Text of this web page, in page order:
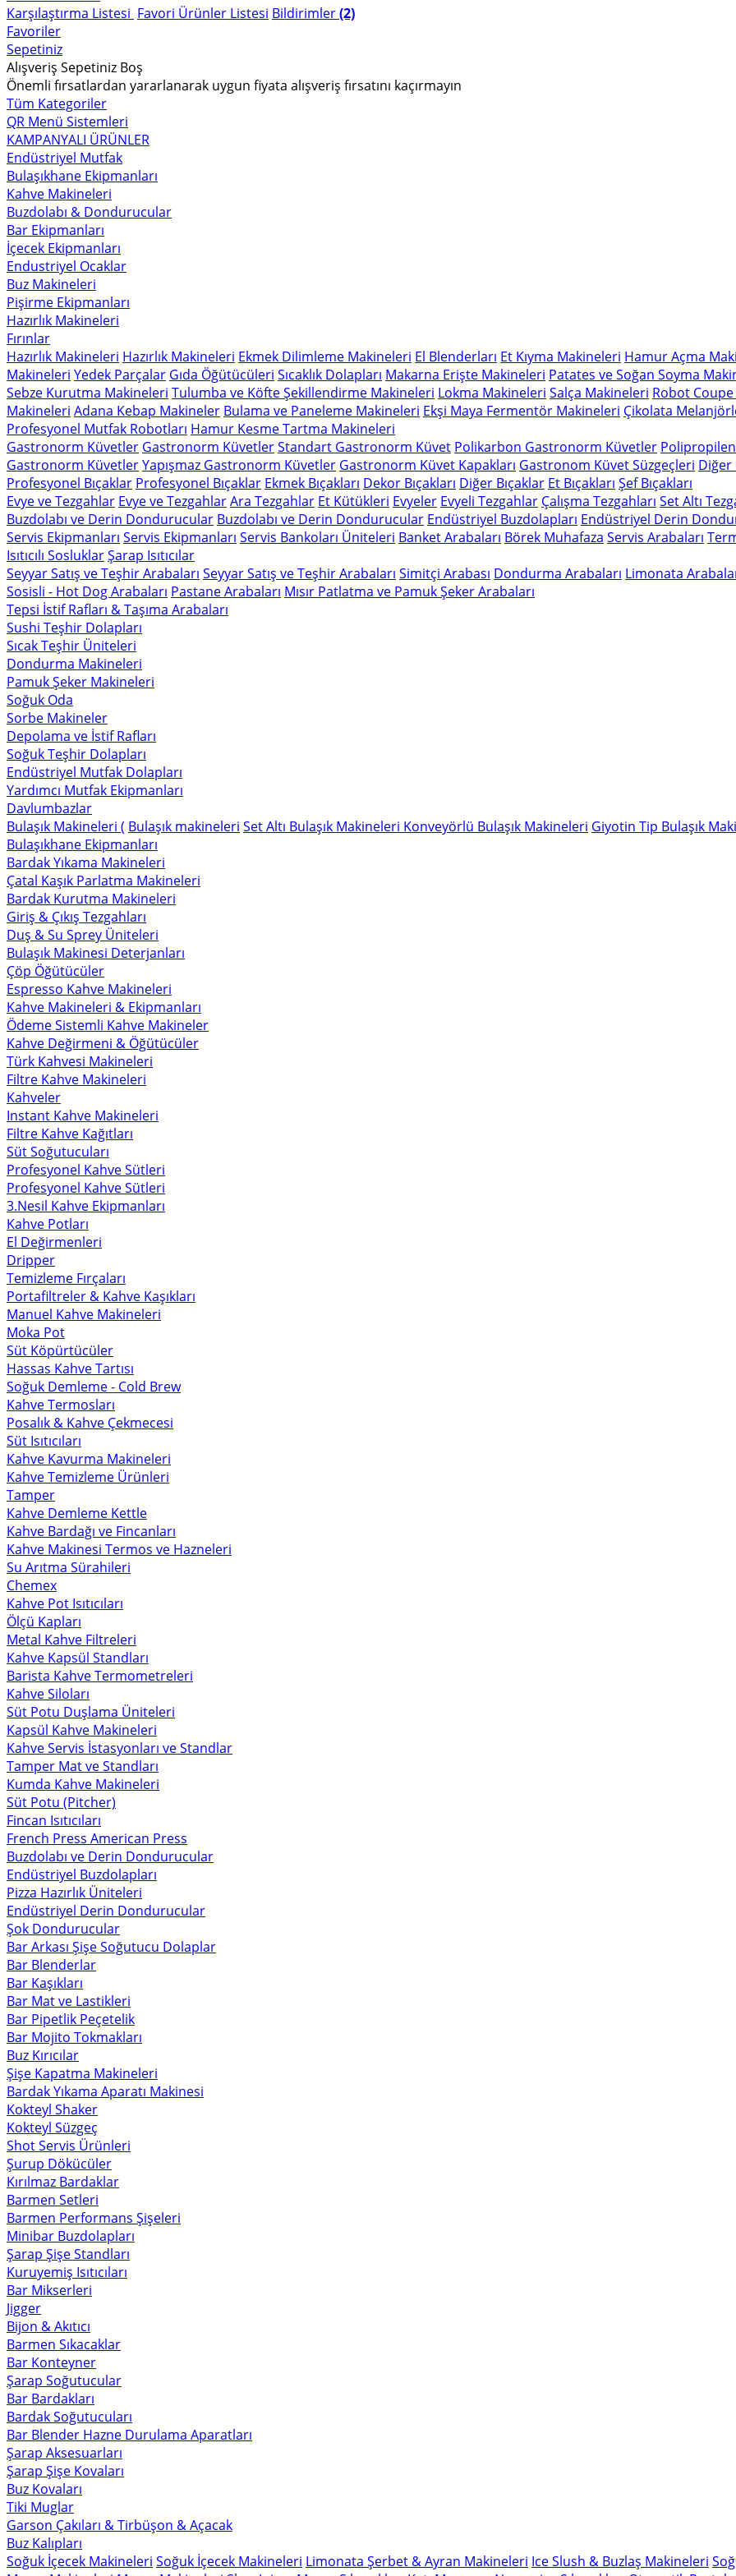
Karşılaştırma Listesi Favori Ürünler Listesi Bildirimler(2)
Favoriler
Sepetiniz
Alışveriş Sepetiniz Boş
Önemli fırsatlardan yararlanarak uygun fiyata alışveriş fırsatını kaçırmayın
Tüm Kategoriler
QR Menü Sistemleri
KAMPANYALI ÜRÜNLER
Endüstriyel Mutfak
Bulaşıkhane Ekipmanları
Kahve Makineleri
Buzdolabı & Dondurucular
Bar Ekipmanları
İçecek Ekipmanları
Endustriyel Ocaklar
Buz Makineleri
Pişirme Ekipmanları
Hazırlık Makineleri
Fırınlar
Hazırlık Makineleri Hazırlık Makineleri Ekmek Dilimleme Makineleri El Blenderları Et Kıyma Makineleri Hamur Açma
Makineleri Yedek Parçalar Gıda Öğütücüleri Sıcaklık Dolapları Makarna Erişte Makineleri Patates ve Soğan Soyma
Sebze Kurutma Makineleri Tulumba ve Köfte Şekillendirme Makineleri Lokma Makineleri Salça Makineleri Robot Coupe
Makineleri Adana Kebap Makineler Bulama ve Paneleme Makineleri Ekşi Maya Fermentör Makineleri Çikolata
Profesyonel Mutfak Robotları Hamur Kesme Tartma Makineleri
Gastronorm Küvetler Gastronorm KüvetlerStandart Gastronorm Küvet Polikarbon Gastronorm Küvetler
Gastronorm KüvetlerYapışmaz Gastronorm Küvetler Gastronorm Küvet Kapakları Gastronom Küvet Süzgeçleri
Profesyonel Bıçaklar Profesyonel Bıçaklar Ekmek Bıçakları Dekor Bıçakları Diğer Bıçaklar Et Bıçakları Şef Bıçakları
Evye ve Tezgahlar Evye ve TezgahlarAra Tezgahlar Et Kütükleri Evyeler Evyeli Tezgahlar Çalışma Tezgahları Set Altı
Buzdolabı ve Derin Dondurucular Buzdolabı ve Derin Dondurucular Endüstriyel Buzdolapları Endüstriyel Derin
Servis Ekipmanları Servis Ekipmanları Servis Bankoları Üniteleri Banket Arabaları Börek Muhafaza Servis Arabaları
Isıtıcılı SosluklarŞarap Isıtıcılar
Seyyar Satış ve Teşhir Arabaları Seyyar Satış ve Teşhir Arabaları Simitçi Arabası Dondurma Arabaları Limonata
Sosisli - Hot Dog Arabaları Pastane Arabaları Mısır Patlatma ve Pamuk Şeker Arabaları
Tepsi İstif Rafları & Taşıma Arabaları
Sushi Teşhir Dolapları
Sıcak Teşhir Üniteleri
Dondurma Makineleri
Pamuk Şeker Makineleri
Soğuk Oda
Sorbe Makineler
Depolama ve İstif Rafları
Soğuk Teşhir Dolapları
Endüstriyel Mutfak Dolapları
Yardımcı Mutfak Ekipmanları
Davlumbazlar
Bulaşık Makineleri ( Bulaşık makineleri Set Altı Bulaşık Makineleri Konveyörlü Bulaşık Makineleri Giyotin Tip Bulaşık
Bulaşıkhane Ekipmanları
Bardak Yıkama Makineleri
Çatal Kaşık Parlatma Makineleri
Bardak Kurutma Makineleri
Giriş & Çıkış Tezgahları
Duş & Su Sprey Üniteleri
Bulaşık Makinesi Deterjanları
Çöp Öğütücüler
Espresso Kahve Makineleri
Kahve Makineleri & Ekipmanları
Ödeme Sistemli Kahve Makineler
Kahve Değirmeni & Öğütücüler
Türk Kahvesi Makineleri
Filtre Kahve Makineleri
Kahveler
Instant Kahve Makineleri
Filtre Kahve Kağıtları
Süt Soğutucuları
Profesyonel Kahve Sütleri
Profesyonel Kahve Sütleri
3.Nesil Kahve Ekipmanları
Kahve Potları
El Değirmenleri
Dripper
Temizleme Fırçaları
Portafiltreler & Kahve Kaşıkları
Manuel Kahve Makineleri
Moka Pot
Süt Köpürtücüler
Hassas Kahve Tartısı
Soğuk Demleme - Cold Brew
Kahve Termosları
Posalık & Kahve Çekmecesi
Süt Isıtıcıları
Kahve Kavurma Makineleri
Kahve Temizleme Ürünleri
Tamper
Kahve Demleme Kettle
Kahve Bardağı ve Fincanları
Kahve Makinesi Termos ve Hazneleri
Su Arıtma Sürahileri
Chemex
Kahve Pot Isıtıcıları
Ölçü Kapları
Metal Kahve Filtreleri
Kahve Kapsül Standları
Barista Kahve Termometreleri
Kahve Siloları
Süt Potu Duşlama Üniteleri
Kapsül Kahve Makineleri
Kahve Servis İstasyonları ve Standlar
Tamper Mat ve Standları
Kumda Kahve Makineleri
Süt Potu (Pitcher)
Fincan Isıtıcıları
French Press American Press
Buzdolabı ve Derin Dondurucular
Endüstriyel Buzdolapları
Pizza Hazırlık Üniteleri
Endüstriyel Derin Dondurucular
Şok Dondurucular
Bar Arkası Şişe Soğutucu Dolaplar
Bar Blenderlar
Bar Kaşıkları
Bar Mat ve Lastikleri
Bar Pipetlik Peçetelik
Bar Mojito Tokmakları
Buz Kırıcılar
Şişe Kapatma Makineleri
Bardak Yıkama Aparatı Makinesi
Kokteyl Shaker
Kokteyl Süzgeç
Shot Servis Ürünleri
Şurup Dökücüler
Kırılmaz Bardaklar
Barmen Setleri
Barmen Performans Şişeleri
Minibar Buzdolapları
Şarap Şişe Standları
Kuruyemiş Isıtıcıları
Bar Mikserleri
Jigger
Bijon & Akıtıcı
Barmen Sıkacaklar
Bar Konteyner
Şarap Soğutucular
Bar Bardakları
Bardak Soğutucuları
Bar Blender Hazne Durulama Aparatları
Şarap Aksesuarları
Şarap Şişe Kovaları
Buz Kovaları
Tiki Muglar
Garson Çakıları & Tirbüşon & Açacak
Buz Kalıpları
Soğuk İçecek Makineleri Soğuk İçecek Makineleri Limonata Şerbet & Ayran Makineleri Ice Slush & Buzlaş Makineleri